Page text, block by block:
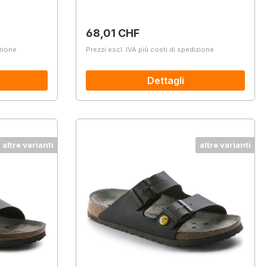
Prezzo normale:
68,01 CHF
Prezzi escl. IVA più costi di spedizione
Dettagli
altre varianti altre varianti